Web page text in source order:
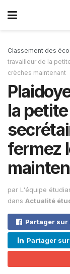
Classement des
travailleur de la
crèches maintenant
la
fermez
par L'équipe
dans Actualité
Partager sur
Partager